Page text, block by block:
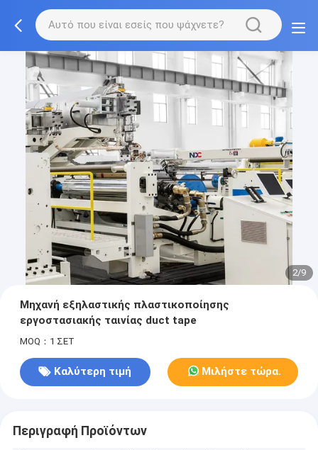
2/9
Μηχανή εξηλαστικής πλαστικοποίησης
εργοστασιακής ταινίας duct tape
MOQ：1 ΣΕΤ
Καλύτερη τιμή Μιλήστε τώρα.
Περιγραφή Προϊόντων